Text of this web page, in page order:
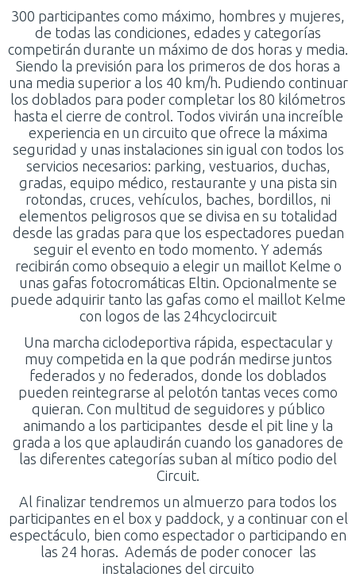
300 participantes como máximo, hombres y mujeres,
de todas las condiciones, edades y categorías
competirán durante un máximo de dos horas y media.
Siendo la previsión para los primeros de dos horas a
una media superior a los 40 km/h. Pudiendo continuar
los doblados para poder completar los 80 kilómetros
hasta el cierre de control. Todos vivirán una increíble
experiencia en un circuito que ofrece la máxima
seguridad y unas instalaciones sin igual con todos los
servicios necesarios: parking, vestuarios, duchas,
gradas, equipo médico, restaurante y una pista sin
rotondas, cruces, vehículos, baches, bordillos, ni
elementos peligrosos que se divisa en su totalidad
desde las gradas para que los espectadores puedan
seguir el evento en todo momento. Y además
recibirán como obsequio a elegir un maillot Kelme o
unas gafas fotocromáticas Eltin. Opcionalmente se
puede adquirir tanto las gafas como el maillot Kelme
con logos de las 24hcyclocircuit
Una marcha ciclodeportiva rápida, espectacular y
muy competida en la que podrán medirse juntos
federados y no federados, donde los doblados
pueden reintegrarse al pelotón tantas veces como
quieran. Con multitud de seguidores y público
animando a los participantes desde el pit line y la
grada a los que aplaudirán cuando los ganadores de
las diferentes categorías suban al mítico podio del
Circuit.
Al finalizar tendremos un almuerzo para todos los
participantes en el box y paddock, y a continuar con el
espectáculo, bien como espectador o participando en
las 24 horas. Además de poder conocer las
instalaciones del circuito